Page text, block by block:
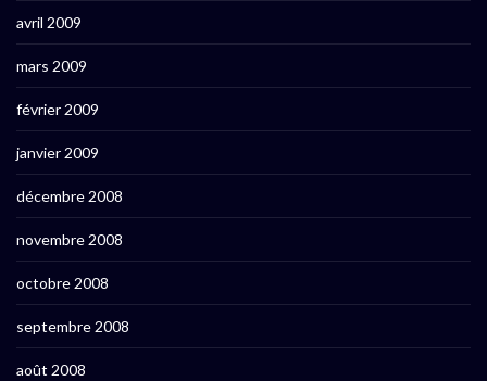
avril 2009
mars 2009
février 2009
janvier 2009
décembre 2008
novembre 2008
octobre 2008
septembre 2008
août 2008